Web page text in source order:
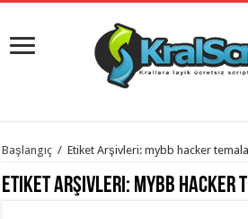
istanbul
evden
eve
Başlangıç / Etiket Arşivleri: mybb hacker
Etiket Arşivleri: mybb hacker